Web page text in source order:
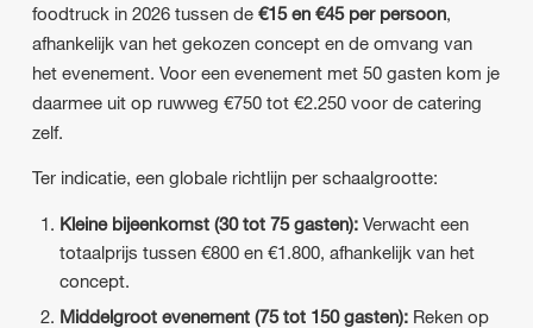
foodtruck in 2026 tussen de €15 en €45 per persoon,
afhankelijk van het gekozen concept en de omvang van
het evenement. Voor een evenement met 50 gasten kom je
daarmee uit op ruwweg €750 tot €2.250 voor de catering
zelf.
Ter indicatie, een globale richtlijn per schaalgrootte:
Kleine bijeenkomst (30 tot 75 gasten):Verwacht een
totaalprijs tussen €800 en €1.800, afhankelijk van het
concept.
Middelgroot evenement (75 tot 150 gasten):Reken op